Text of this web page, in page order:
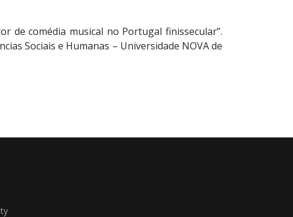
de comédia musical no Portugal finissecular”.
Sociais e Humanas – Universidade NOVA de